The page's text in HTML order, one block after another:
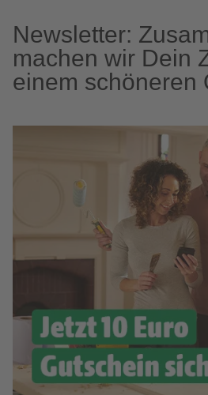
Newsletter:
machen wir Dein
einem schöneren